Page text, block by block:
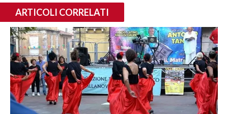
ARTICOLI CORRELATI